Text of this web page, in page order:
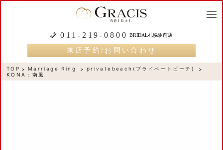
011-219-0800 BRIDAL札幌駅前店
来店予約/お問い合わせ
TOP Marriage Ring
privatebeach(プライベートビーチ)
KONA：南風